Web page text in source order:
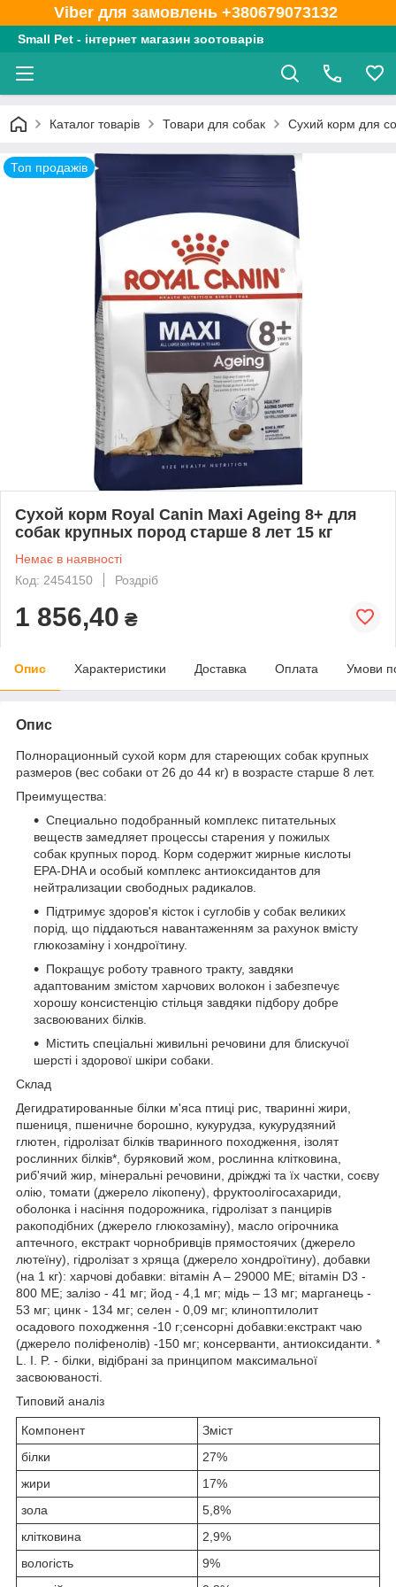
Viber для замовлень +380679073132
Small Pet - інтернет магазин зоотоварів
Каталог товарів Товари для собак Сухий корм для
Топ продажів
Сухой корм Royal Canin Maxi Ageing 8+ для
собак крупных пород старше 8 лет 15 кг
Немає в наявності
Код: 2454150
Роздріб
1 856,40 ₴
Опис Характеристики Доставка Оплата Умови
Опис
Полнорационный сухой корм для стареющих собак крупных
размеров (вес собаки от 26 до 44 кг) в возрасте старше 8 лет.
Преимущества:
Специально подобранный комплекс питательных
веществ замедляет процессы старения у пожилых
собак крупных пород. Корм содержит жирные кислоты
EPA-DHA и особый комплекс антиоксидантов для
нейтрализации свободных радикалов.
Підтримує здоров'я кісток і суглобів у собак великих
порід, що піддаються навантаженням за рахунок вмісту
глюкозаміну і хондроїтину.
Покращує роботу травного тракту, завдяки
адаптованим змістом харчових волокон і забезпечує
хорошу консистенцію стільця завдяки підбору добре
засвоюваних білків.
Містить спеціальні живильні речовини для блискучої
шерсті і здорової шкіри собаки.
Склад
Дегидратированные білки м'яса птиці рис, тваринні жири,
пшениця, пшеничне борошно, кукурудза, кукурудзяний
глютен, гідролізат білків тваринного походження, ізолят
рослинних білків*, буряковий жом, рослинна клітковина,
риб'ячий жир, мінеральні речовини, дріжджі та їх частки, соєву
олію, томати (джерело лікопену), фруктоолігосахариди,
оболонка і насіння подорожника, гідролізат з панцирів
ракоподібних (джерело глюкозаміну), масло огірочника
аптечного, екстракт чорнобривців прямостоячих (джерело
лютеїну), гідролізат з хряща (джерело хондроїтину), добавки
(на 1 кг): харчові добавки: вітамін A – 29000 ME; вітамін D3 -
800 ME; залізо - 41 мг; йод - 4,1 мг; мідь – 13 мг; марганець -
53 мг; цинк - 134 мг; селен - 0,09 мг; клиноптилолит
осадового походження -10 г;сенсорні добавки:екстракт чаю
(джерело поліфенолів) -150 мг; консерванти, антиоксиданти. *
L. I. P. - білки, відібрані за принципом максимальної
засвоюваності.
Типовий аналіз
Компонент
Зміст
білки
27%
жири
17%
зола
5,8%
клітковина
2,9%
вологість
9%